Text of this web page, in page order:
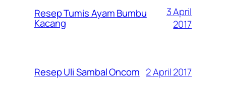
Resep Tumis Ayam Bumbu
Kacang
3 April
2017
Resep Uli Sambal Oncom 2 April 2017